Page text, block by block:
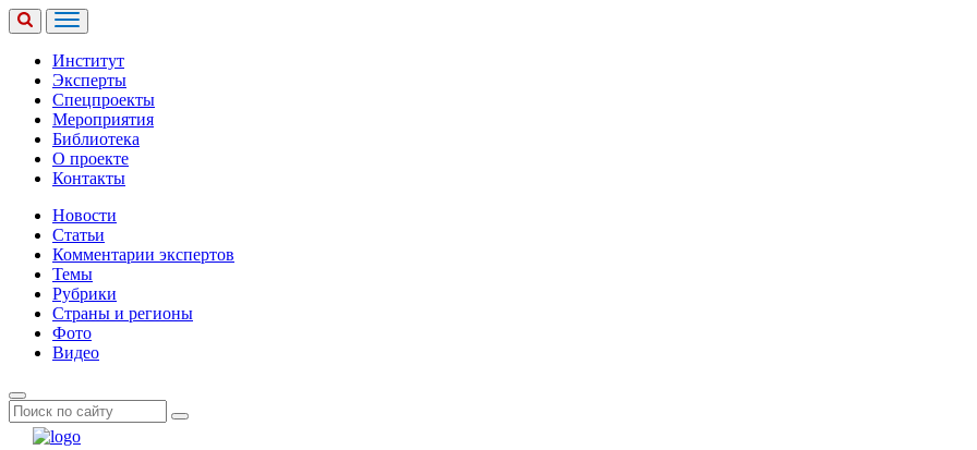
Институт
Эксперты
Спецпроекты
Мероприятия
Библиотека
О проекте
Контакты
Новости
Статьи
Комментарии экспертов
Темы
Рубрики
Страны и регионы
Фото
Видео